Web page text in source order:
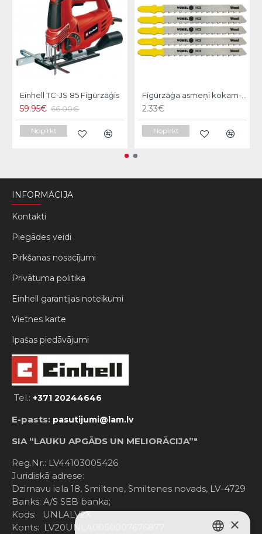
Einhell TC-JS 85 Figūrzāģis
59.95€ 66.00€
Nopirkt
Figūrzāģa asmeņi kokam-plastmasai 5gb.,6T Vorel
2.33€
Nopirkt
INFORMĀCIJA
Kontakti
Piegādes veidi
Pirkšanas nosacījumi
Privātuma politika
Einhell garantijas noteikumi
Vietnes karte
Ipašas piedāvājumi
Tel.: +371 20244646
E-pasts: pasutijumi@lam.lv
SIA “LAUKU APGĀDS UN MELIORĀCIJA”"
Reg.Nr.: LV44103005426
Juridiskā adrese:
Dzirnavu iela 18, Smiltene, Smiltenes novads, LV-4729
Banks: A/S SEB banka;
Kods: UNLALV2X
Konts: LV20UNLA0050007676877
×